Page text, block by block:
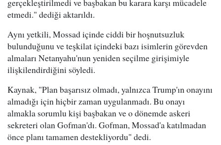
gerçekleştirilmedi ve başbakan bu karara karşı mücadele
etmedi." dediği aktarıldı.
Aynı yetkili, Mossad içinde ciddi bir hoşnutsuzluk
bulunduğunu ve teşkilat içindeki bazı isimlerin görevden
almaları Netanyahu'nun yeniden seçilme girişimiyle
ilişkilendirdiğini söyledi.
Kaynak, "Plan başarısız olmadı, yalnızca Trump'ın onayını
almadığı için hiçbir zaman uygulanmadı. Bu onayı
almakla sorumlu kişi başbakan ve o dönemde askeri
sekreteri olan Gofman'dı. Gofman, Mossad'a katılmadan
önce planı tamamen destekliyordu" dedi.